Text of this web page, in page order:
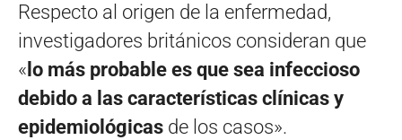
Respecto al origen de la enfermedad,
investigadores británicos consideran que
« lo más probable es que sea infeccioso
debido a las características clínicas y
epidemiológicas de los casos».